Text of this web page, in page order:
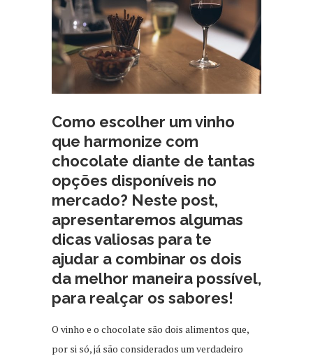
Como escolher um vinho
que harmonize com
chocolate diante de tantas
opções disponíveis no
mercado? Neste post,
apresentaremos algumas
dicas valiosas para te
ajudar a combinar os dois
da melhor maneira possível,
para realçar os sabores!
O vinho e o chocolate são dois alimentos que,
por si só, já são considerados um verdadeiro